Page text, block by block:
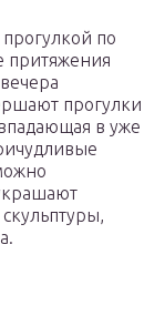
по
притяжения
прогулки
в уже